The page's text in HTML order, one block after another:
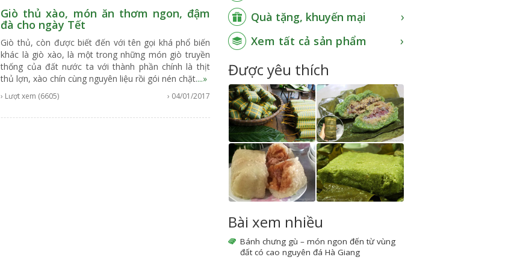
Giò thủ xào, món ăn thơm ngon, đậm
đà cho ngày Tết
Giò thủ, còn được biết đến với tên gọi khá phổ biến
khác là giò xào, là một trong những món giò truyền
thống của đất nước ta với thành phần chính là thịt
thủ lợn, xào chín cùng nguyên liệu rồi gói nén chặt....»
› Lượt xem (6605) › 04/01/2017
Quà tặng, khuyến mại
Xem tất cả sản phẩm
Được yêu thích
Bài xem nhiều
Bánh chưng gù – món ngon đến từ vùng
đất có cao nguyên đá Hà Giang